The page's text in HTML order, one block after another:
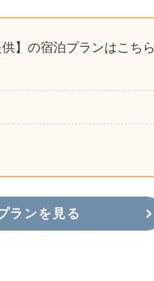
】の宿泊プランはこちら
ランを見る